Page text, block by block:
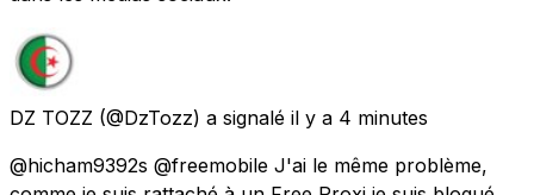
DZ TOZZ (@DzTozz) a signalé il y a 4 minutes
@hicham9392s @freemobile J'ai le même problème,